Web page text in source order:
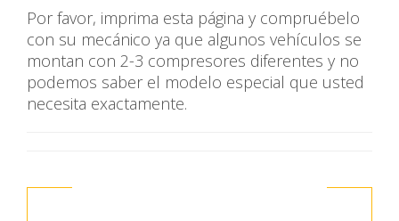
Por favor, imprima esta página y compruébelo
con su mecánico ya que algunos vehículos se
montan con 2-3 compresores diferentes y no
podemos saber el modelo especial que usted
necesita exactamente.